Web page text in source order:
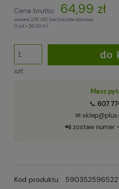
Cena brutto: 64,99 zł
zawiera 23% VAT, bez kosztów dostawy
(1 szt= 26,00 zł )
szt
do
Masz
📞 607
✉
📲 zostaw numer
Kod produktu: